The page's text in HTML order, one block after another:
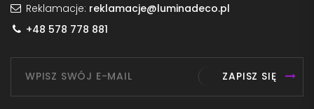
Reklamacje: reklamacje@luminadeco.pl
+48 578 778 881
ZAPISZ SIĘ